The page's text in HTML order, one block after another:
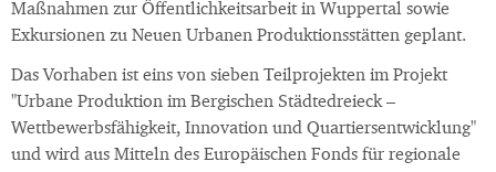
Maßnahmen zur Öffentlichkeitsarbeit in Wuppertal sowie
Exkursionen zu Neuen Urbanen Produktionsstätten geplant.
Das Vorhaben ist eins von sieben Teilprojekten im Projekt
"Urbane Produktion im Bergischen Städtedreieck –
Wettbewerbsfähigkeit, Innovation und Quartiersentwicklung"
und wird aus Mitteln des Europäischen Fonds für regionale